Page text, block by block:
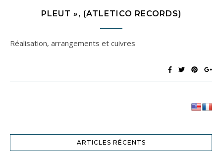
PLEUT », (ATLETICO RECORDS)
Réalisation, arrangements et cuivres
ARTICLES RÉCENTS